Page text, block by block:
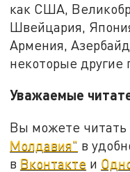
как США,
Швейцария,
Армения,
некоторые другие
Уважаемые
Вы можете читать
Молдавия" в
в Вконтакте и